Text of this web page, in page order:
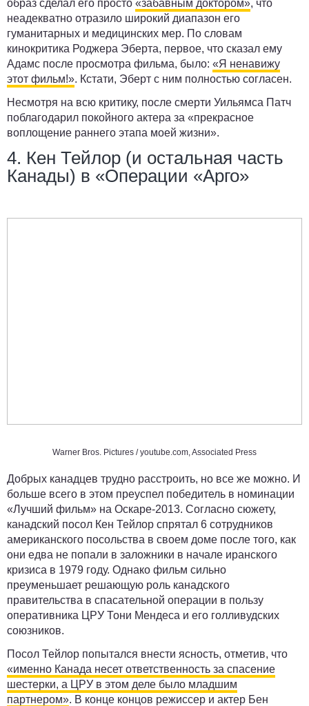
образ сделал его просто «забавным доктором», что
неадекватно отразило широкий диапазон его
гуманитарных и медицинских мер. По словам
кинокритика Роджера Эберта, первое, что сказал ему
Адамс после просмотра фильма, было: «Я ненавижу
этот фильм!». Кстати, Эберт с ним полностью согласен.
Несмотря на всю критику, после смерти Уильямса Патч
поблагодарил покойного актера за «прекрасное
воплощение раннего этапа моей жизни».
4. Кен Тейлор (и остальная часть
Канады) в «Операции «Арго»
Warner Bros. Pictures /youtube.com, Associated Press
Добрых канадцев трудно расстроить, но все же можно. И
больше всего в этом преуспел победитель в номинации
«Лучший фильм» на Оскаре-2013. Согласно сюжету,
канадский посол Кен Тейлор спрятал 6 сотрудников
американского посольства в своем доме после того, как
они едва не попали в заложники в начале иранского
кризиса в 1979 году. Однако фильм сильно
преуменьшает решающую роль канадского
правительства в спасательной операции в пользу
оперативника ЦРУ Тони Мендеса и его голливудских
союзников.
Посол Тейлор попытался внести ясность, отметив, что
«именно Канада несет ответственность за спасение
шестерки, а ЦРУ в этом деле было младшим
партнером». В конце концов режиссер и актер Бен